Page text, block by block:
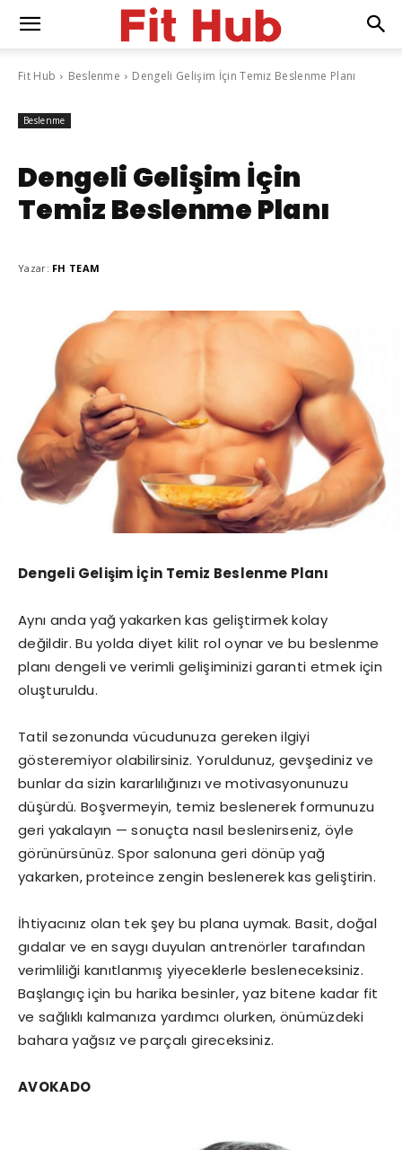
Fit Hub Beslenme Dengeli Gelişim İçin Temiz Beslenme Planı
Beslenme
Dengeli Gelişim İçin
Temiz Beslenme Planı
Yazar: FH TEAM
Dengeli Gelişim İçin Temiz Beslenme Planı
Aynı anda yağ yakarken kas geliştirmek kolay
değildir. Bu yolda diyet kilit rol oynar ve bu beslenme
planı dengeli ve verimli gelişiminizi garanti etmek için
oluşturuldu.
Tatil sezonunda vücudunuza gereken ilgiyi
gösteremiyor olabilirsiniz. Yoruldunuz, gevşediniz ve
bunlar da sizin kararlılığınızı ve motivasyonunuzu
düşürdü. Boşvermeyin, temiz beslenerek formunuzu
geri yakalayın — sonuçta nasıl beslenirseniz, öyle
görünürsünüz. Spor salonuna geri dönüp yağ
yakarken, proteince zengin beslenerek kas geliştirin.
İhtiyacınız olan tek şey bu plana uymak. Basit, doğal
gıdalar ve en saygı duyulan antrenörler tarafından
verimliliği kanıtlanmış yiyeceklerle besleneceksiniz.
Başlangıç için bu harika besinler, yaz bitene kadar fit
ve sağlıklı kalmanıza yardımcı olurken, önümüzdeki
bahara yağsız ve parçalı gireceksiniz.
AVOKADO